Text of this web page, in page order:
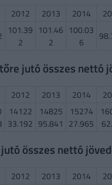
2012 2013 2014
101.39
2
101.46
2
100.03
6
jutó összes nettó
2012 2013 2014
14122
33.192
14825
95.841
15274
27.965
összes nettó
2012 2013 2014